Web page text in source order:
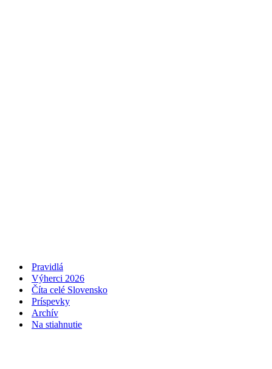
Pravidlá
Výherci 2026
Číta celé Slovensko
Príspevky
Archív
Na stiahnutie